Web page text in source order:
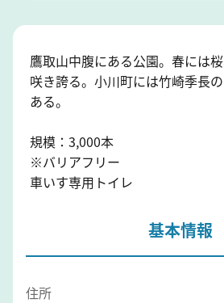
鷹取山中腹にある公園。春には
咲き誇る。小川町には竹崎季長
ある。
規模：3,000本
※バリアフリー
車いす専用トイレ
基本情報
住所